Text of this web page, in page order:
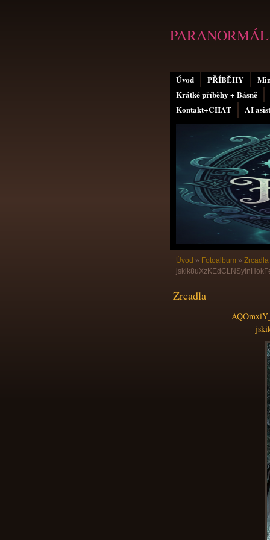
Úvod PŘÍBĚHY
Krátké příběhy + Básně
Kontakt+CHAT
AI
Úvod » Fotoalbum » Zrcadla
Zrcadla